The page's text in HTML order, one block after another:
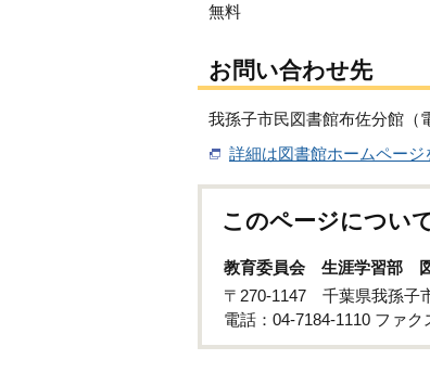
無料
お問い合わせ先
我孫子市民図書館布佐分館（
詳細は図書館ホームページ
このページについ
教育委員会 生涯学習部
〒270-1147 千葉県我孫子
電話：04-7184-1110 ファク